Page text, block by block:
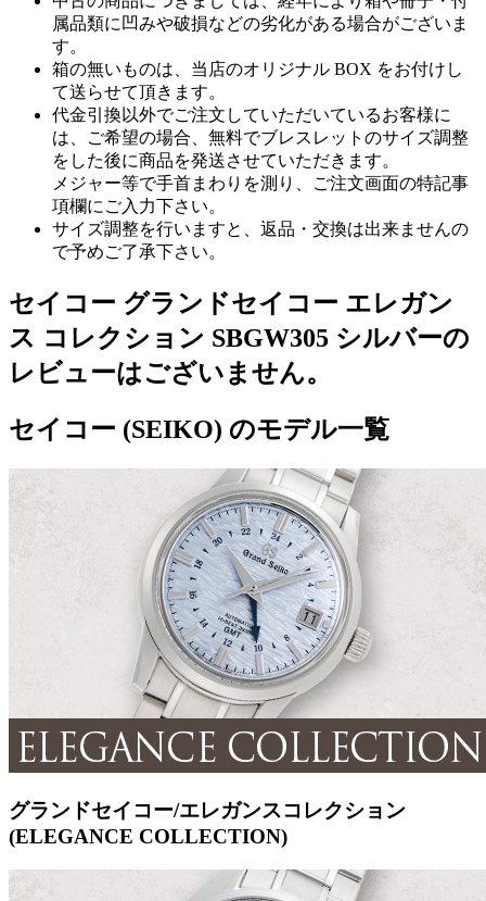
属品類に凹みや破損などの劣化がある場合がございま
す。
箱の無いものは、当店のオリジナル BOX をお付けし
て送らせて頂きます。
代金引換以外でご注文していただいているお客様に
は、ご希望の場合、無料でブレスレットのサイズ調整
をした後に商品を発送させていただきます。
メジャー等で手首まわりを測り、ご注文画面の特記事
項欄にご入力下さい。
サイズ調整を行いますと、返品・交換は出来ませんの
で予めご了承下さい。
セイコー グランドセイコー エレガン
ス コレクション SBGW305 シルバーの
レビューはございません。
セイコー (SEIKO) のモデル一覧
グランドセイコー/エレガンスコレクション
(ELEGANCE COLLECTION)